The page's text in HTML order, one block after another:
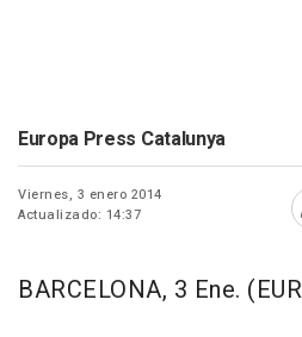
Europa Press Catalunya
Viernes, 3 enero 2014
Actualizado: 14:37
BARCELONA, 3 Ene.